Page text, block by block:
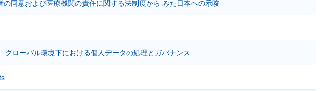
同意および医療機関の責任に関する法制度から みた日本への示唆
グローバル環境下における個人データの処理とガバナンス